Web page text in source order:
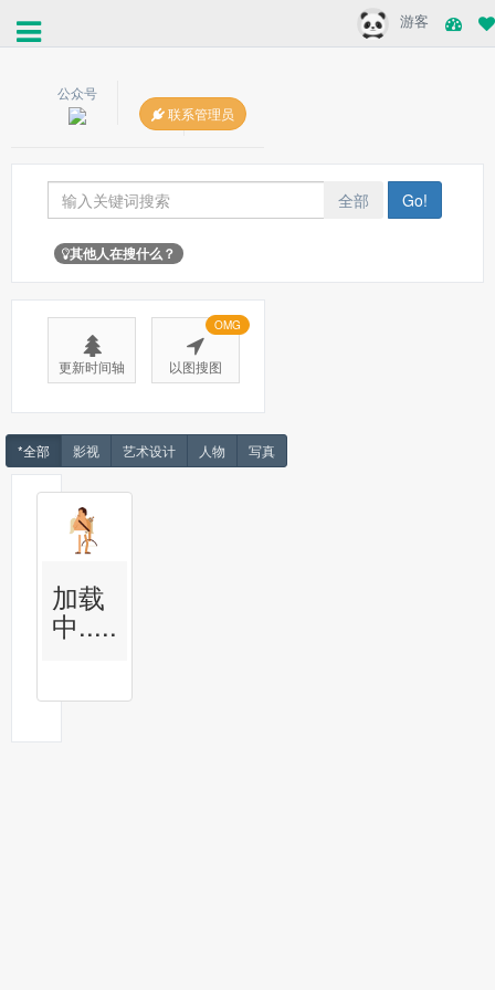
游客
公众号
联系管理员
全部 Go!
其他人在搜什么？
更新时间轴
OMG
以图搜图
*全部 影视 艺术设计 人物 写真
加载
中.....